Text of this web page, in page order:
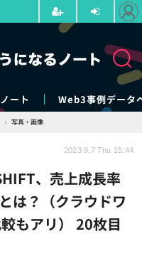
ート Web3事例データ
› 写真・画像
、売上成長率
は？（クラウドワ
もアリ） 20枚目
2023.9.7 Thu 15:44